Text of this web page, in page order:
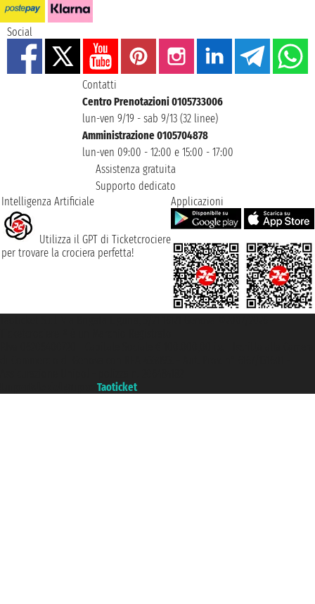
Social
Contatti
Centro Prenotazioni 0105733006
lun-ven 9/19 - sab 9/13 (32 linee)
Amministrazione 0105704878
lun-ven 09:00 - 12:00 e 15:00 - 17:00
Assistenza gratuita
Supporto dedicato
Intelligenza Artificiale
Utilizza il GPT di Ticketcrociere
per trovare la crociera perfetta!
Applicazioni
Taoticket